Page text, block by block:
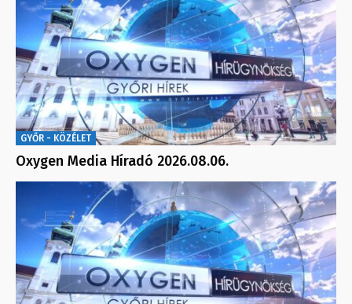
GYŐR - KÖZÉLET
Oxygen Media Híradó 2026.08.06.